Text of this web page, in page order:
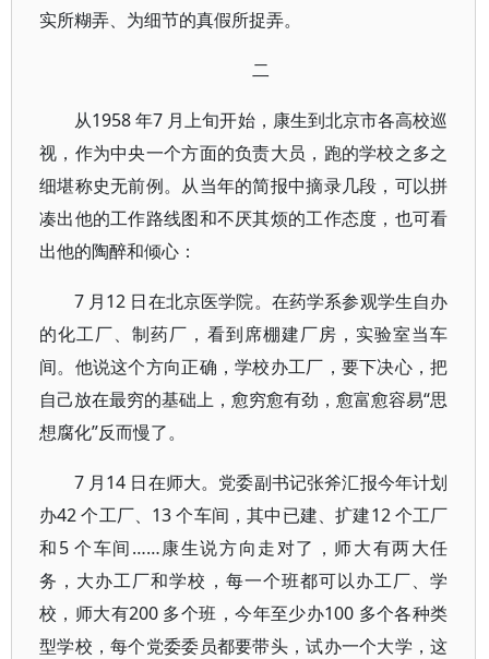
实所糊弄、为细节的真假所捉弄。
二
从1958 年7 月上旬开始，康生到北京市各高校巡
视，作为中央一个方面的负责大员，跑的学校之多之
细堪称史无前例。从当年的简报中摘录几段，可以拼
凑出他的工作路线图和不厌其烦的工作态度，也可看
出他的陶醉和倾心：
7 月12 日在北京医学院。在药学系参观学生自办
的化工厂、制药厂，看到席棚建厂房，实验室当车
间。他说这个方向正确，学校办工厂，要下决心，把
自己放在最穷的基础上，愈穷愈有劲，愈富愈容易“思
想腐化”反而慢了。
7 月14 日在师大。党委副书记张斧汇报今年计划
办42 个工厂、13 个车间，其中已建、扩建12 个工厂
和5 个车间……康生说方向走对了，师大有两大任
务，大办工厂和学校，每一个班都可以办工厂、学
校，师大有200 多个班，今年至少办100 多个各种类
型学校，每个党委委员都要带头，试办一个大学，这